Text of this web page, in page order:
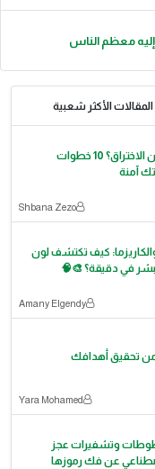
إليه معظم الناس
المقالات الأكثر شعبية
كيف تحمي حساباتك من الاختراق؟ 10 خطوات
آمنة
Shbana Zezo
كيف تكتشف لون
في دقيقة؟ 🎨🧠
Amany Elgendy
تحقيق أهدافك
Yara Mohamed
وتشفيرات عجز
عن فك رموزها